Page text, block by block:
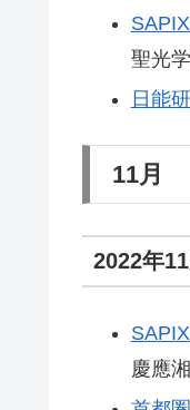
聖光
日能
11月
2022年
慶應